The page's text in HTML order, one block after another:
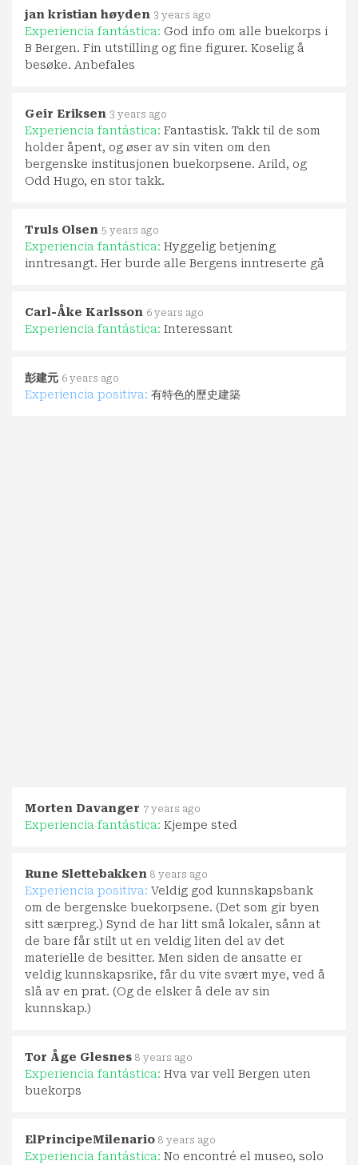
jan kristian høyden 3 years ago
Experiencia fantástica: God info om alle buekorps i
B Bergen. Fin utstilling og fine figurer. Koselig å
besøke. Anbefales
Geir Eriksen 3 years ago
Experiencia fantástica: Fantastisk. Takk til de som
holder åpent, og øser av sin viten om den
bergenske institusjonen buekorpsene. Arild, og
Odd Hugo, en stor takk.
Truls Olsen 5 years ago
Experiencia fantástica: Hyggelig betjening
inntresangt. Her burde alle Bergens inntreserte gå
Carl-Åke Karlsson 6 years ago
Experiencia fantástica: Interessant
彭建元 6 years ago
Experiencia positiva: 有特色的歷史建築
Morten Davanger 7 years ago
Experiencia fantástica: Kjempe sted
Rune Slettebakken 8 years ago
Experiencia positiva: Veldig god kunnskapsbank
om de bergenske buekorpsene. (Det som gir byen
sitt særpreg.) Synd de har litt små lokaler, sånn at
de bare får stilt ut en veldig liten del av det
materielle de besitter. Men siden de ansatte er
veldig kunnskapsrike, får du vite svært mye, ved å
slå av en prat. (Og de elsker å dele av sin
kunnskap.)
Tor Åge Glesnes 8 years ago
Experiencia fantástica: Hva var vell Bergen uten
buekorps
ElPrincipeMilenario 8 years ago
Experiencia fantástica: No encontré el museo, solo